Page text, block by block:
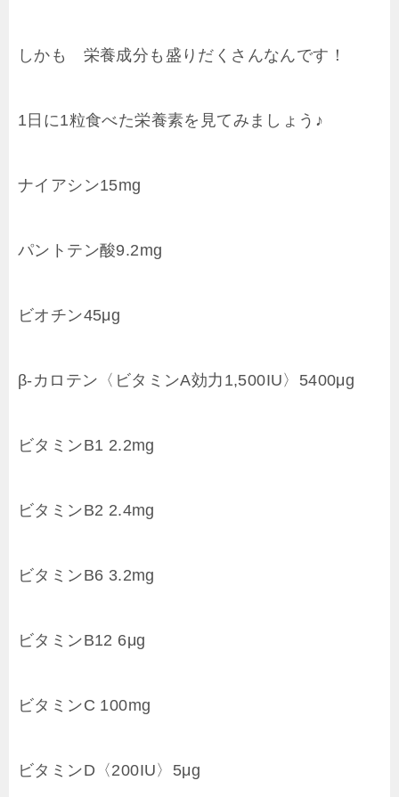
しかも 栄養成分も盛りだくさんなんです！
1日に1粒食べた栄養素を見てみましょう♪
ナイアシン15mg
パントテン酸9.2mg
ビオチン45μg
β-カロテン〈ビタミンA効力1,500IU〉5400μg
ビタミンB1 2.2mg
ビタミンB2 2.4mg
ビタミンB6 3.2mg
ビタミンB12 6μg
ビタミンC 100mg
ビタミンD〈200IU〉5μg